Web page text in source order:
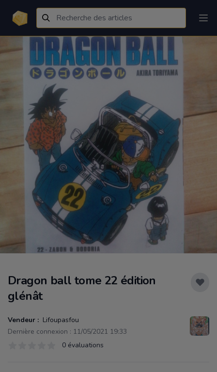
Dragon ball tome 22 édition
glénât
Vendeur : Lifoupasfou
Dernière connexion : 11/05/2021 19:33
0 évaluations